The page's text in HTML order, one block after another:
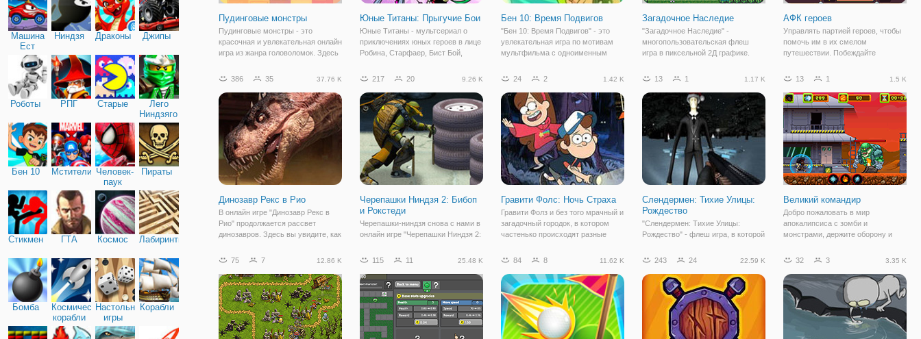
Машина
Ест
Машину
Ниндзя Драконы Джипы
Роботы РПГ Старые
Лего
Ниндзяго
Бен 10 Мстители Человек-
паук
Пираты
Стикмен ГТА Космос Лабиринты
Бомба
Космические
корабли
Настольные
игры
Корабли
Пудинговые монстры
Пудинговые монстры - это
красочная и увлекательная онлайн
игра из жанра головоломок. Здесь
персонажами, как пудинги,
форме и у них даже есть глаза. На
каждом уровне вы
Юные Титаны: Прыгучие Бои
Юные Титаны - мультсериал о
приключениях юных героев в лице
Робина, Старфаер, Бист Бой,
спасали город от сил зла и в игре
приключения продолжатся.
Точнее,
Бен 10: Время Подвигов
"Бен 10: Время Подвигов" - это
увлекательная игра по мотивам
мультфильма с одноименным
мультфильма, мальчик находит
который позволяет ему
превращаться в 10
Загадочное Наследие
"Загадочное Наследие" -
многопользовательская флеш
игра в пиксельной 2Д графике.
персонажа и поможете ему
бесконечное подземелье с
различными монстрами и
АФК героев
Управлять партией героев, чтобы
помочь им в их смелом
путешествии. Побеждайте
ожидания - РПГ игру, но не
становитесь сильнее, монстры
становятся еще более
386 35 37.76 K
Динозавр Рекс в Рио
В онлайн игре "Динозавр Рекс в
Рио" продолжается рассвет
динозавров. Здесь вы увидите, как
на охоту. Как он оказался на
неизвестно. Но ясно одно, что
мирно все
217 20 9.26 K
Черепашки Ниндзя 2: Бибоп
и Рокстеди
Черепашки-ниндзя снова с нами в
онлайн игре "Черепашки Ниндзя 2:
отважных и веселых ниндзя
сил зла, но на этот раз им вновь
предстоит это сделать.
Бесплатная игра
24 2 1.42 K
Гравити Фолс: Ночь Страха
Гравити Фолз и без того мрачный и
загадочный городок, в котором
частенько происходят разные
истории. Но в онлайн игре
мрачность усиливается, ведь
здесь вы
13 1 1.17 K
Слендермен: Тихие Улицы:
Рождество
"Слендермен: Тихие Улицы:
Рождество" - флеш игра, в которой
атмосфера, а мистическая и
зимних улицах, где вас ждет битва
со Слендерменом. Чтобы
выбраться из этого
13 1 1.5 K
Великий командир
Добро пожаловать в мир
апокалипсиса с зомби и
монстрами, держите оборону и
бесконечными врагами с
опасности, стреляйте в них , если
вы не можете убить
75 7 12.86 K 115 11 25.48 K 84 8 11.62 K 243 24 22.59 K 32 3 3.35 K